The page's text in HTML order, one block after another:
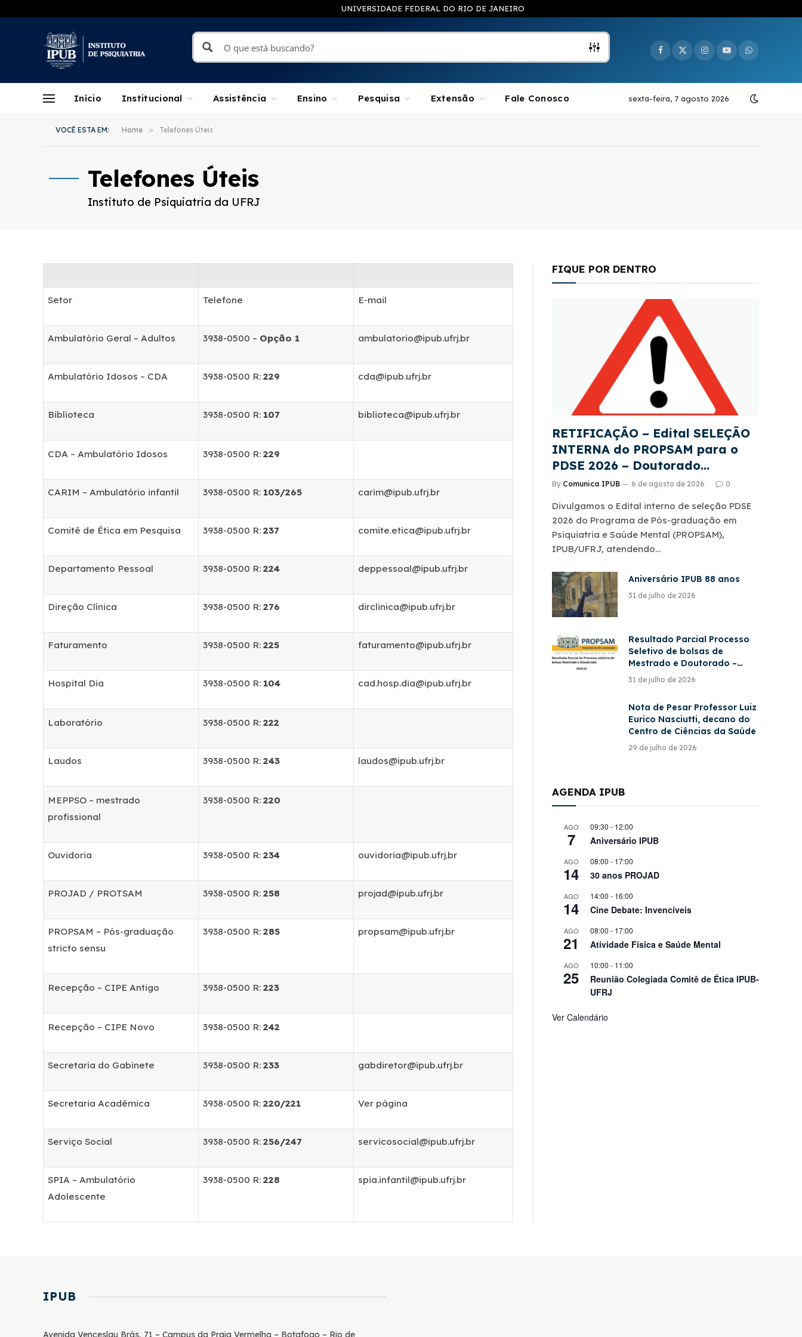
UNIVERSIDADE FEDERAL DO RIO DE JANEIRO
Facebook
X
Instagram
YouTubeWhatsApp
Início Institucional Assistência Ensino Pesquisa Extensão Fale Conosco sexta-feira, 7 agosto 2026
VOCÊ ESTA EM: Home » Telefones Úteis
Telefones Úteis
Instituto de Psiquiatria da UFRJ
Setor Telefone E-mail
Ambulatório Geral – Adultos 3938-0500 – Opção 1 ambulatorio@ipub.ufrj.br
Ambulatório Idosos – CDA 3938-0500 R: 229 cda@ipub.ufrj.br
Biblioteca 3938-0500 R: 107 biblioteca@ipub.ufrj.br
CDA – Ambulatório Idosos 3938-0500 R: 229
CARIM – Ambulatório infantil 3938-0500 R: 103/265 carim@ipub.ufrj.br
Comitê de Ética em Pesquisa 3938-0500 R: 237 comite.etica@ipub.ufrj.br
Departamento Pessoal 3938-0500 R: 224 deppessoal@ipub.ufrj.br
Direção Clínica 3938-0500 R: 276 dirclinica@ipub.ufrj.br
Faturamento 3938-0500 R: 225 faturamento@ipub.ufrj.br
Hospital Dia 3938-0500 R: 104 cad.hosp.dia@ipub.ufrj.br
Laboratório 3938-0500 R: 222
Laudos 3938-0500 R: 243 laudos@ipub.ufrj.br
MEPPSO – mestrado
profissional
3938-0500 R: 220
Ouvidoria 3938-0500 R: 234 ouvidoria@ipub.ufrj.br
PROJAD / PROTSAM 3938-0500 R: 258 projad@ipub.ufrj.br
PROPSAM – Pós-graduação
stricto sensu
3938-0500 R: 285 propsam@ipub.ufrj.br
Recepção – CIPE Antigo 3938-0500 R: 223
Recepção – CIPE Novo 3938-0500 R: 242
Secretaria do Gabinete 3938-0500 R: 233 gabdiretor@ipub.ufrj.br
Secretaria Acadêmica 3938-0500 R: 220/221 Ver página
Serviço Social 3938-0500 R: 256/247 servicosocial@ipub.ufrj.br
SPIA – Ambulatório
Adolescente
3938-0500 R: 228 spia.infantil@ipub.ufrj.br
FIQUE POR DENTRO
RETIFICAÇÃO – Edital SELEÇÃO
INTERNA do PROPSAM para o
PDSE 2026 – Doutorado
Sanduíche – Edital CAPES
By Comunica IPUB 6 de agosto de 2026 0
Divulgamos o Edital interno de seleção PDSE
2026 do Programa de Pós-graduação em
Psiquiatria e Saúde Mental (PROPSAM),
IPUB/UFRJ, atendendo…
Aniversário IPUB 88 anos
31 de julho de 2026
Resultado Parcial Processo
Seletivo de bolsas de
Mestrado e Doutorado –
PROPSAM – 2026/2
31 de julho de 2026
Nota de Pesar Professor Luiz
Eurico Nasciutti, decano do
Centro de Ciências da Saúde
29 de julho de 2026
AGENDA IPUB
AGO
7
09:30 - 12:00
Aniversário IPUB
AGO
14
08:00 - 17:00
30 anos PROJAD
AGO
14
14:00 - 16:00
Cine Debate: Invencíveis
AGO
21
08:00 - 17:00
Atividade Física e Saúde Mental
AGO
25
10:00 - 11:00
Reunião Colegiada Comitê de Ética IPUB-
UFRJ
Ver Calendário
IPUB
Avenida Venceslau Brás, 71 – Campus da Praia Vermelha – Botafogo – Rio de